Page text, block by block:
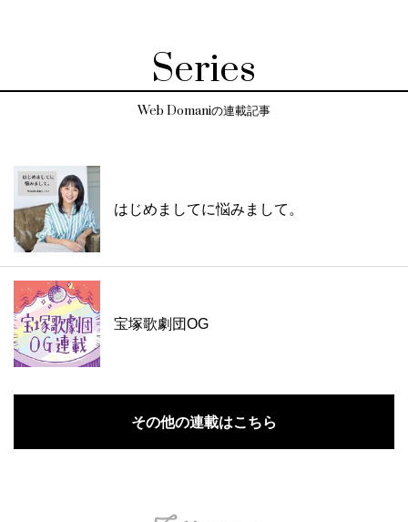
Series
Web Domaniの連載記事
はじめましてに悩みまして。
宝塚歌劇団OG
その他の連載はこちら